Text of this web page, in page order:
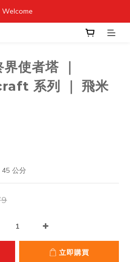
Welcome
使者塔 ｜
系列 ｜ 飛米
45 公分
立即購買